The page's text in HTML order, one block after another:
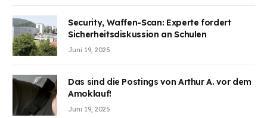
Security, Waffen-Scan: Experte fordert
Sicherheitsdiskussion an Schulen
Juni 19, 2025
Das sind die Postings von Arthur A. vor dem
Amoklauf!
Juni 19, 2025